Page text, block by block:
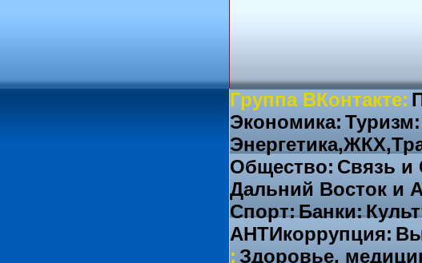
Группа ВКонтакте:
Экономика: Туризм:
Общество: Связь
Дальний Восток и
Спорт:Банки:
АНТИкоррупция:
: Здоровье,